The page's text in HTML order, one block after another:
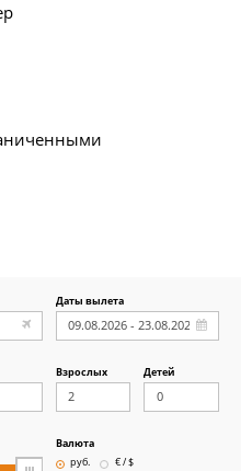
Даты вылета
Взрослых Детей
Валюта
руб.
€ / $